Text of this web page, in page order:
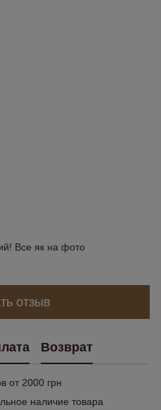
Все як на фото
отзыв
Возврат
от 2000 грн
наличие товара